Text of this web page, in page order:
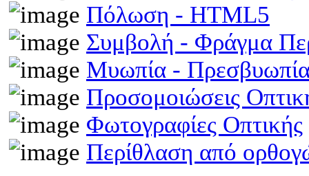
Πόλωση - HTML5
Συμβολή - Φράγμα
Μυωπία -
Προσομοιώσεις
Φωτογραφίες Οπτικής
Περίθλαση από